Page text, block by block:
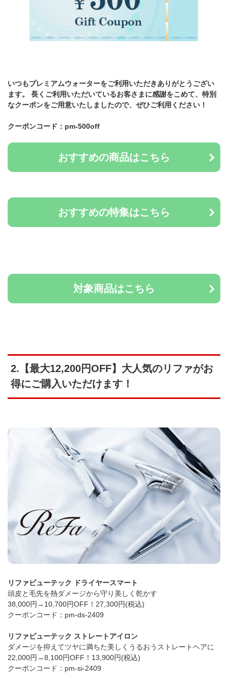
いつもプレミアムウォーターをご利用いただきありがとうござい
ます。 長くご利用いただいているお客さまに感謝をこめて、特別
なクーポンをご用意いたしましたので、ぜひご利用ください！
クーポンコード：pm-500off
おすすめの商品はこちら
おすすめの特集はこちら
対象商品はこちら
2.【最大12,200円OFF】大人気のリファがお
得にご購入いただけます！
リファビューテック ドライヤースマート
頭皮と毛先を熱ダメージから守り美しく乾かす
38,000円→10,700円OFF！27,300円(税込)
クーポンコード：pm-ds-2409
リファビューテック ストレートアイロン
ダメージを抑えてツヤに満ちた美しくうるおうストレートヘアに
22,000円→8,100円OFF！13,900円(税込)
クーポンコード：pm-si-2409